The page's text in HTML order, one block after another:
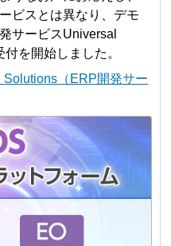
ビスとは異なり、デモ
サービスUniversal
を開始しました。
（ERP開発サー